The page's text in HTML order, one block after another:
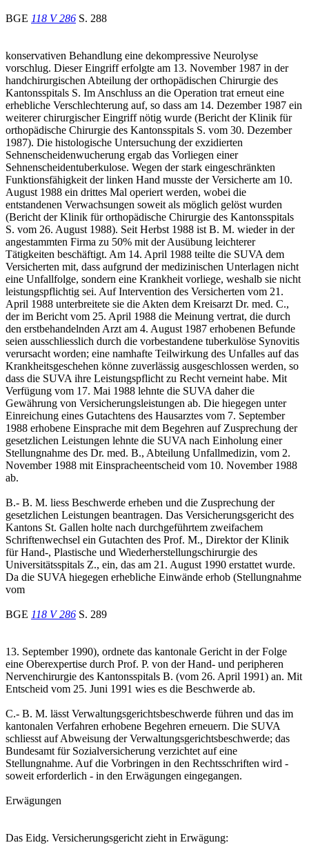
BGE 118 V 286 S. 288
konservativen Behandlung eine dekompressive Neurolyse
vorschlug. Dieser Eingriff erfolgte am 13. November 1987 in der
handchirurgischen Abteilung der orthopädischen Chirurgie des
Kantonsspitals S. Im Anschluss an die Operation trat erneut eine
erhebliche Verschlechterung auf, so dass am 14. Dezember 1987 ein
weiterer chirurgischer Eingriff nötig wurde (Bericht der Klinik für
orthopädische Chirurgie des Kantonsspitals S. vom 30. Dezember
1987). Die histologische Untersuchung der exzidierten
Sehnenscheidenwucherung ergab das Vorliegen einer
Sehnenscheidentuberkulose. Wegen der stark eingeschränkten
Funktionsfähigkeit der linken Hand musste der Versicherte am 10.
August 1988 ein drittes Mal operiert werden, wobei die
entstandenen Verwachsungen soweit als möglich gelöst wurden
(Bericht der Klinik für orthopädische Chirurgie des Kantonsspitals
S. vom 26. August 1988). Seit Herbst 1988 ist B. M. wieder in der
angestammten Firma zu 50% mit der Ausübung leichterer
Tätigkeiten beschäftigt. Am 14. April 1988 teilte die SUVA dem
Versicherten mit, dass aufgrund der medizinischen Unterlagen nicht
eine Unfallfolge, sondern eine Krankheit vorliege, weshalb sie nicht
leistungspflichtig sei. Auf Intervention des Versicherten vom 21.
April 1988 unterbreitete sie die Akten dem Kreisarzt Dr. med. C.,
der im Bericht vom 25. April 1988 die Meinung vertrat, die durch
den erstbehandelnden Arzt am 4. August 1987 erhobenen Befunde
seien ausschliesslich durch die vorbestandene tuberkulöse Synovitis
verursacht worden; eine namhafte Teilwirkung des Unfalles auf das
Krankheitsgeschehen könne zuverlässig ausgeschlossen werden, so
dass die SUVA ihre Leistungspflicht zu Recht verneint habe. Mit
Verfügung vom 17. Mai 1988 lehnte die SUVA daher die
Gewährung von Versicherungsleistungen ab. Die hiegegen unter
Einreichung eines Gutachtens des Hausarztes vom 7. September
1988 erhobene Einsprache mit dem Begehren auf Zusprechung der
gesetzlichen Leistungen lehnte die SUVA nach Einholung einer
Stellungnahme des Dr. med. B., Abteilung Unfallmedizin, vom 2.
November 1988 mit Einspracheentscheid vom 10. November 1988
ab.
B.- B. M. liess Beschwerde erheben und die Zusprechung der
gesetzlichen Leistungen beantragen. Das Versicherungsgericht des
Kantons St. Gallen holte nach durchgeführtem zweifachem
Schriftenwechsel ein Gutachten des Prof. M., Direktor der Klinik
für Hand-, Plastische und Wiederherstellungschirurgie des
Universitätsspitals Z., ein, das am 21. August 1990 erstattet wurde.
Da die SUVA hiegegen erhebliche Einwände erhob (Stellungnahme
vom
BGE 118 V 286 S. 289
13. September 1990), ordnete das kantonale Gericht in der Folge
eine Oberexpertise durch Prof. P. von der Hand- und peripheren
Nervenchirurgie des Kantonsspitals B. (vom 26. April 1991) an. Mit
Entscheid vom 25. Juni 1991 wies es die Beschwerde ab.
C.- B. M. lässt Verwaltungsgerichtsbeschwerde führen und das im
kantonalen Verfahren erhobene Begehren erneuern. Die SUVA
schliesst auf Abweisung der Verwaltungsgerichtsbeschwerde; das
Bundesamt für Sozialversicherung verzichtet auf eine
Stellungnahme. Auf die Vorbringen in den Rechtsschriften wird -
soweit erforderlich - in den Erwägungen eingegangen.
Erwägungen
Das Eidg. Versicherungsgericht zieht in Erwägung: